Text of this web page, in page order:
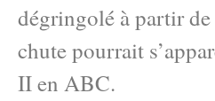
dégringolé à partir
chute pourrait
II en ABC.